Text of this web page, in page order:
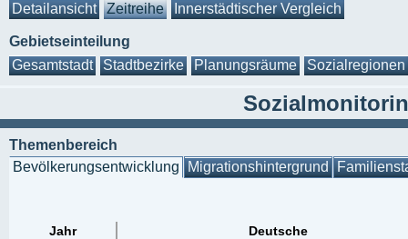
Detailansicht
Zeitreihe Innerstädtischer Vergleich
Gebietseinteilung
Gesamtstadt
Stadtbezirke Planungsräume Sozialregionen
Themenbereich
Bevölkerungsentwicklung Migrationshintergrund
Jahr Deutsche